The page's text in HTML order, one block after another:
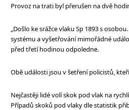
Provoz na trati byl přerušen na dvě
„Došlo ke srážce vlaku Sp 1893 s
systému a vyšetřování mimořádné
před třetí hodinou odpoledne.
Obě události jsou v šetření policistů,
Nejčastěji lidé volí skok pod vlak na
Případů skoků pod vlaky dle statistik